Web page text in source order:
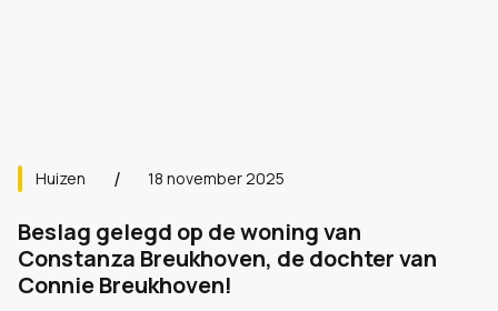
Huizen 18 november 2025
Beslag gelegd op de woning van
Constanza Breukhoven, de dochter van
Connie Breukhoven!